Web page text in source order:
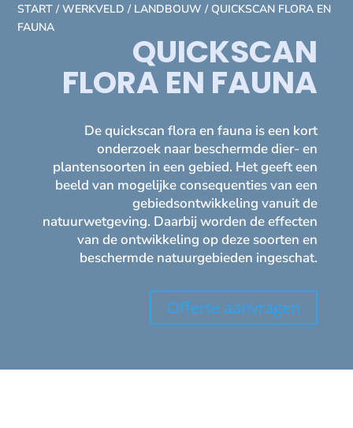
START /WERKVELD / LANDBOUW / QUICKSCAN FLORA EN
FAUNA
QUICKSCAN
FLORA EN FAUNA
De quickscan flora en fauna is een kort
onderzoek naar beschermde dier- en
plantensoorten in een gebied. Het geeft een
beeld van mogelijke consequenties van een
gebiedsontwikkeling vanuit de
natuurwetgeving. Daarbij worden de effecten
van de ontwikkeling op deze soorten en
beschermde natuurgebieden ingeschat.
Offerte aanvragen